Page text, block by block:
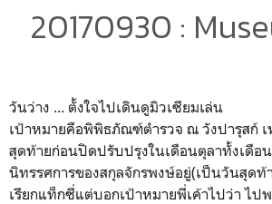
20170930 :
วันว่าง ... ตั้งใจไปเดินดูมิวเซียมเล่น
เป้าหมายคือพิพิธภัณฑ์ตำรวจ ณ วังปารุสก์
สุดท้ายก่อนปิดปรับปรุงในเดือนตุลาทั้งเดือ
นิทรรศการของสกุลจักรพงษ์อยู่(เป็นวันสุดท้
เรียกแท็กซี่แต่บอกเป้าหมายพี่เค้าไปว่า ไป